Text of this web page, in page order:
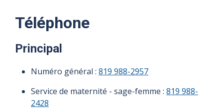
Téléphone
Principal
Numéro général : 819 988-2957
Service de maternité - sage-femme : 819 988-
2428